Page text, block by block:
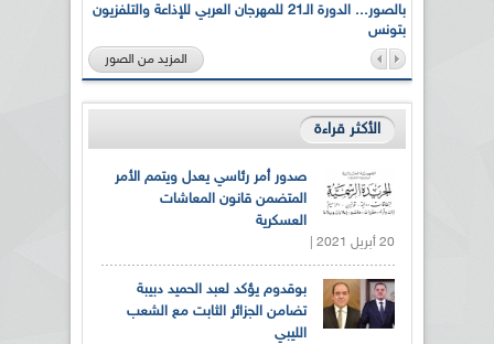
بالصور... الدورة الـ21 للمهرجان العربي للإذاعة والتلفزيون
بتونس
المزيد من الصور
الأكثر قراءة
صدور أمر رئاسي يعدل ويتمم الأمر
المتضمن قانون المعاشات
العسكرية
20 أبريل 2021 |
بوقدوم يؤكد لعبد الحميد دبيبة
تضامن الجزائر الثابت مع الشعب
الليبي